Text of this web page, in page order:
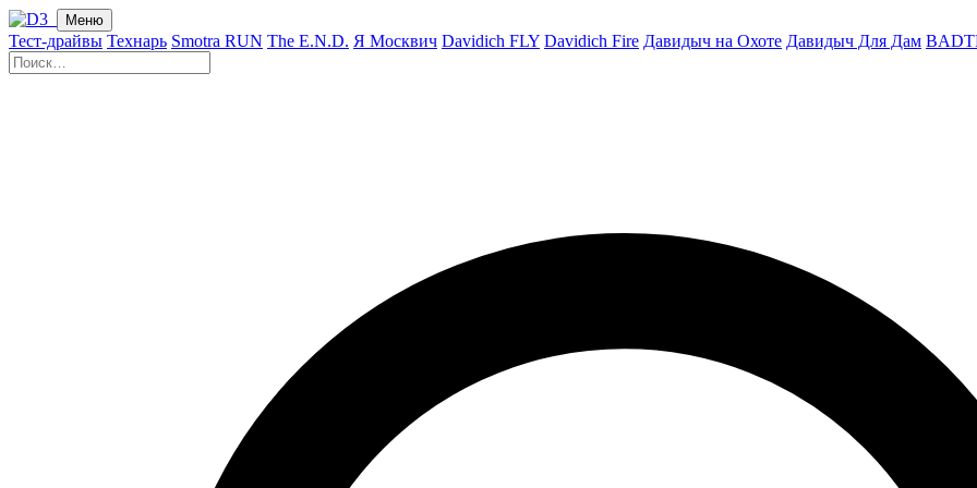
Меню
Тест-драйвы Технарь Smotra RUN The E.N.D. Я Москвич Davidich FLY Davidich Fire Давидыч на Охоте Давидыч Для Дам